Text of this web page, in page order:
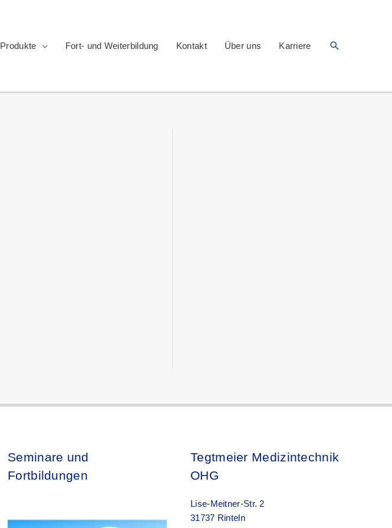
Produkte
Fort- und Weiterbildung Kontakt Über uns Karriere Suchen
Seminare und
Fortbildungen
Tegtmeier Medizintechnik
OHG
Lise-Meitner-Str. 2
31737 Rinteln